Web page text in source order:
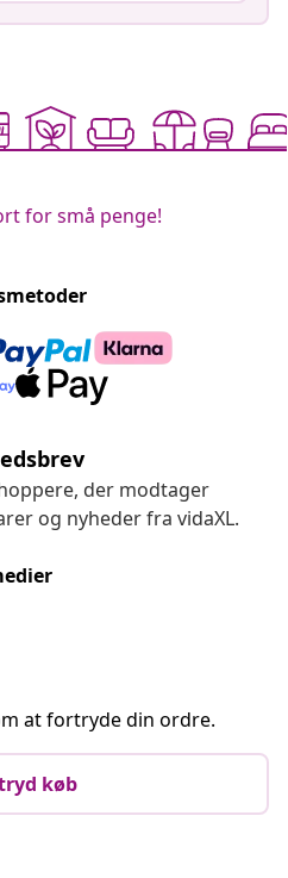
for små penge!
der modtager
og nyheder fra vidaXL.
at fortryde din ordre.
køb